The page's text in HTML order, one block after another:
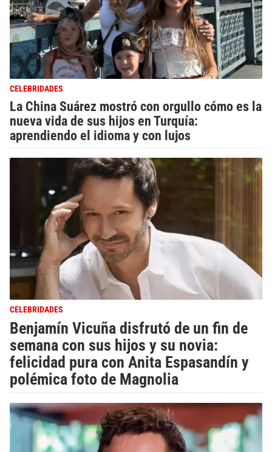
CELEBRIDADES
La China Suárez mostró con orgullo cómo es la
nueva vida de sus hijos en Turquía:
aprendiendo el idioma y con lujos
CELEBRIDADES
Benjamín Vicuña disfrutó de un fin de
semana con sus hijos y su novia:
felicidad pura con Anita Espasandín y
polémica foto de Magnolia